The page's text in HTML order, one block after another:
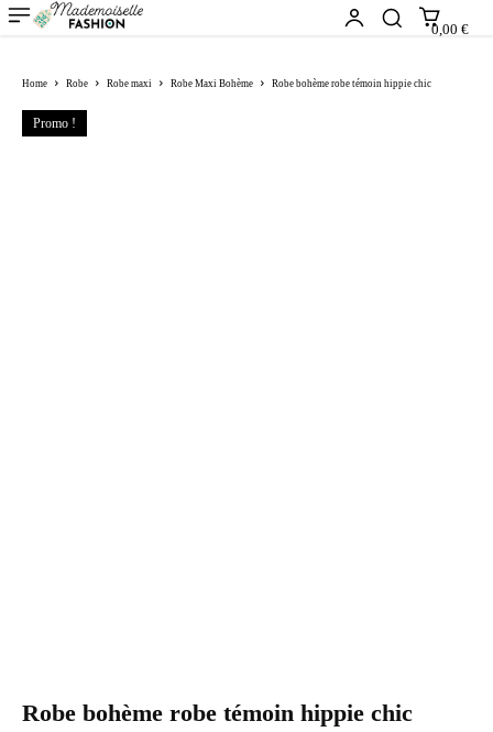
0,00 €
Home Robe Robe maxi Robe Maxi Bohème Robe bohème robe témoin hippie chic
Promo !
Robe bohème robe témoin hippie chic